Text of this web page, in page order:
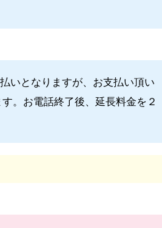
いとなりますが、お支払い頂い
。お電話終了後、延長料金を２